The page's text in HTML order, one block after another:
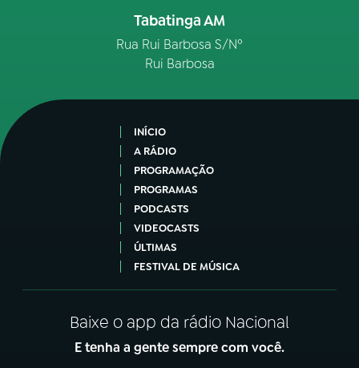
Tabatinga AM
Rua Rui Barbosa S/Nº
Rui Barbosa
INÍCIO
A RÁDIO
PROGRAMAÇÃO
PROGRAMAS
PODCASTS
VIDEOCASTS
ÚLTIMAS
FESTIVAL DE MÚSICA
Baixe o app da rádio Nacional
E tenha a gente sempre com você.